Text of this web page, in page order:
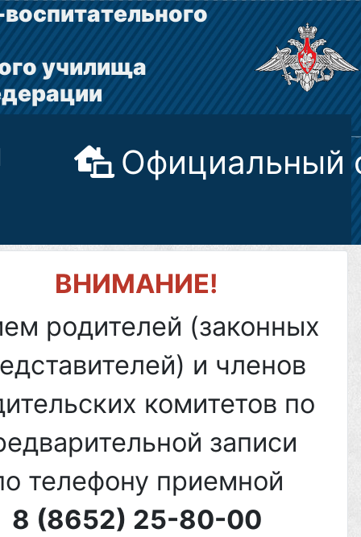
училища
Официальный
ВНИМАНИЕ!
родителей (законных
и членов
комитетов по
записи
телефону приемной
8 (8652) 25-80-00